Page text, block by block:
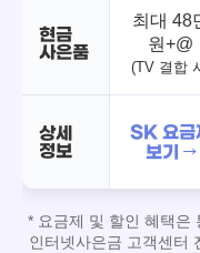
현금
사은품
최대 48
원+@
(TV 결합
상세
정보
SK 요금
보기 →
* 요금제 및 할인 혜택은
인터넷사은금 고객센터